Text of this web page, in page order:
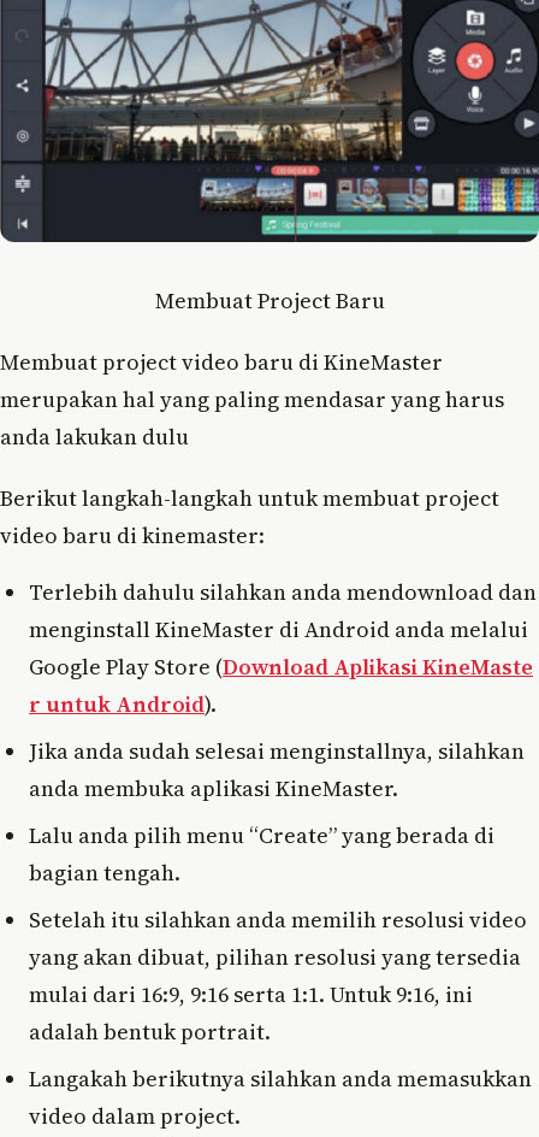
Membuat Project Baru
Membuat project video baru di KineMaster
merupakan hal yang paling mendasar yang harus
anda lakukan dulu
Berikut langkah-langkah untuk membuat project
video baru di kinemaster:
Terlebih dahulu silahkan anda mendownload dan
menginstall KineMaster di Android anda melalui
Google Play Store (Download Aplikasi KineMaste
r untuk Android).
Jika anda sudah selesai menginstallnya, silahkan
anda membuka aplikasi KineMaster.
Lalu anda pilih menu “Create” yang berada di
bagian tengah.
Setelah itu silahkan anda memilih resolusi video
yang akan dibuat, pilihan resolusi yang tersedia
mulai dari 16:9, 9:16 serta 1:1. Untuk 9:16, ini
adalah bentuk portrait.
Langakah berikutnya silahkan anda memasukkan
video dalam project.